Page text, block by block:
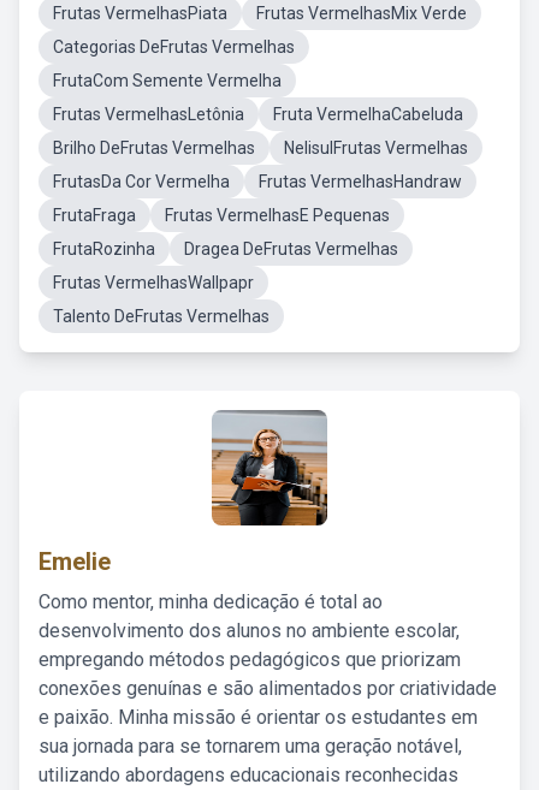
Frutas VermelhasPiata
Frutas VermelhasMix Verde
Categorias DeFrutas Vermelhas
FrutaCom Semente Vermelha
Frutas VermelhasLetônia
Fruta VermelhaCabeluda
Brilho DeFrutas Vermelhas
NelisulFrutas Vermelhas
FrutasDa Cor Vermelha
Frutas VermelhasHandraw
FrutaFraga
Frutas VermelhasE Pequenas
FrutaRozinha
Dragea DeFrutas Vermelhas
Frutas VermelhasWallpapr
Talento DeFrutas Vermelhas
Emelie
Como mentor, minha dedicação é total ao
desenvolvimento dos alunos no ambiente escolar,
empregando métodos pedagógicos que priorizam
conexões genuínas e são alimentados por criatividade
e paixão. Minha missão é orientar os estudantes em
sua jornada para se tornarem uma geração notável,
utilizando abordagens educacionais reconhecidas